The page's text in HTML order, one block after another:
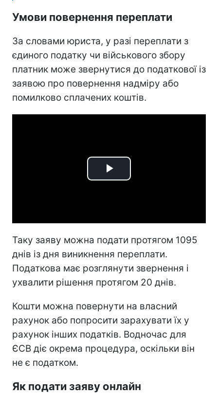
Умови повернення переплати
За словами юриста, у разі переплати з
єдиного податку чи військового збору
платник може звернутися до податкової із
заявою про повернення надміру або
помилково сплачених коштів.
Play
Таку заяву можна подати протягом 1095
днів із дня виникнення переплати.
Податкова має розглянути звернення і
ухвалити рішення протягом 20 днів.
Кошти можна повернути на власний
рахунок або попросити зарахувати їх у
рахунок інших податків. Водночас для
ЄСВ діє окрема процедура, оскільки він
не є податком.
Як подати заяву онлайн